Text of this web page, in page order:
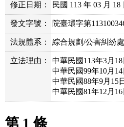
修正日期： 民國 113 年 03 月 18
發文字號： 院臺環字第
法規體系： 綜合規劃/公害糾紛
立法理由：
中華民國113年3月
中華民國99年10月
中華民國88年9月15
中華民國81年12月
第 1 條